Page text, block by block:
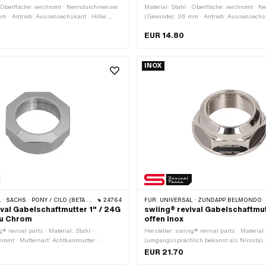
verchromt · Nenndurchmesser
· Antrieb: Aussensechskant · Höhe:
· Gewindeart: MF26x1 (Feingewinde)
Material: Stahl · Oberfläche: verchromt ·
(Gewinde): 26 mm · Antrieb:
aussen: 34.7 mm · Gewindeart: MF26x1
EUR 14.80
· PONY / CILO (BETA 521 & 512) · PIAGGIO · CILO 24764
Gabelschaftmutter 1" / 24G
Chrom
revival parts · Material: Stahl ·
· Mutternart: Achtkantmutter ·
(Gewinde): 25.4 mm · Höhe: 11.8 mm ·
INOX
FÜR: UNIVERSAL · ZÜNDAPP BELMONDO
swiing® revival
offen Inox
Hersteller: swiing® revival parts ·
(umgangssprachlich bekannt als Nirosta)
poliert · Antrieb: Aussensechskant · Höhe:
EUR 21.70